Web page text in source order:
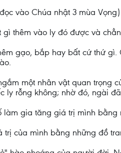
vào Chúa nhật 3 mùa Vọng)
thêm vào ly đó được và
gạo, bắp hay bất cứ thứ
một nhân vật quan trọng
ly rỗng không; nhờ đó, ngài
gia tăng giá trị mình bằng
của mình bằng những đồ